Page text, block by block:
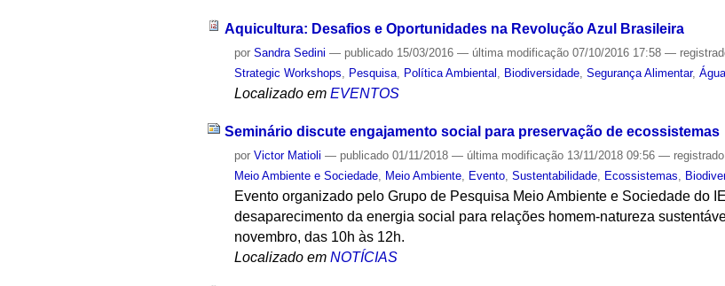
Aquicultura: Desafios e Oportunidades na Revolução Azul Brasileira
porSandra Sedini — publicado 15/03/2016— última modificação 07/10/2016 17:58—
Strategic Workshops
Pesquisa Política Ambiental Biodiversidade ,Segurança Alimentar,Água
Localizado em EVENTOS
Seminário discute engajamento social para preservação de ecossistemas
porVictor Matioli — publicado 01/11/2018— última modificação 13/11/2018 09:56—
Meio Ambiente e Sociedade Meio Ambiente Evento ,Sustentabilidade Ecossistemas
Evento organizado pelo Grupo de Pesquisa Meio Ambiente e Sociedade do
desaparecimento da energia social para relações homem-natureza
novembro, das 10h às 12h.
Localizado em NOTÍCIAS